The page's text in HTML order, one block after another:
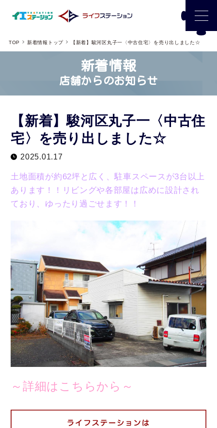
TOP 新着情報トップ 【新着】駿河区丸子一〈中古住宅〉を売り出しました☆
新着情報
店舗からのお知らせ
【新着】駿河区丸子一〈中古住
宅〉を売り出しました☆
2025.01.17
土地面積が約62坪と広く、駐車スペースが3台以上
あります！！リビングや各部屋は広めに設計され
ており、ゆったり過ごせます！！
～詳細はこちらから～